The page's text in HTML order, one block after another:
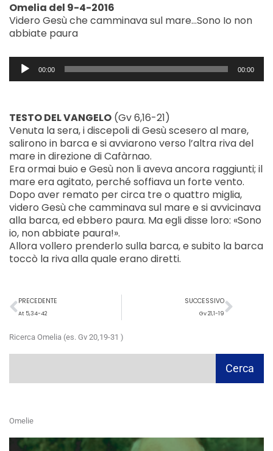
Omelia del 9-4-2016
Videro Gesù che camminava sul mare…Sono Io non
abbiate paura
Audio
Player00:00 00:00
TESTO DEL VANGELO (Gv 6,16-21)
Venuta la sera, i discepoli di Gesù scesero al mare,
salirono in barca e si avviarono verso l’altra riva del
mare in direzione di Cafàrnao.
Era ormai buio e Gesù non li aveva ancora raggiunti; il
mare era agitato, perché soffiava un forte vento.
Dopo aver remato per circa tre o quattro miglia,
videro Gesù che camminava sul mare e si avvicinava
alla barca, ed ebbero paura. Ma egli disse loro: «Sono
io, non abbiate paura!».
Allora vollero prenderlo sulla barca, e subito la barca
toccò la riva alla quale erano diretti.
Precedente
PRECEDENTE
At 5,34-42
SUCCESSIVO
Gv 21,1-19
Ricerca Omelia (es. Gv 20,19-31 )
Cerca
Omelie